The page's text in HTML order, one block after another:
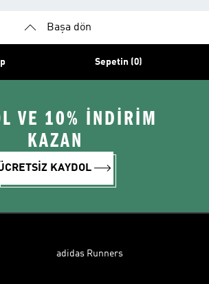
Başa dön
Sepetin (0)
VE 10% İNDİRİM
KAZAN
KAYDOL
adidas Runners